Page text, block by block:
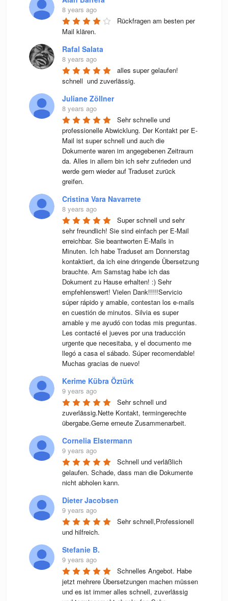
8 years ago
Rückfragen am besten per
Mail klären.
Rafal Salata
8 years ago
alles super gelaufen!
schnell  und zuverlässig.
Juliane Zöllner
8 years ago
Sehr schnelle und
professionelle Abwicklung. Der Kontakt per E-
Mail ist super schnell und auch die
Dokumente waren im angegebenen Zeitraum
da. Alles in allem bin ich sehr zufrieden und
werde gern wieder auf Traduset zurück
greifen.
Cristina Vara Navarrete
8 years ago
Super schnell und sehr
sehr freundlich! Sie sind einfach per E-Mail
erreichbar. Sie beantworten E-Mails in
Minuten. Ich habe Traduset am Donnerstag
kontaktiert, da ich eine dringende Übersetzung
brauchte. Am Samstag habe ich das
Dokument zu Hause erhalten! :) Sehr
empfehlenswert! Vielen Dank!!!!!Servicio
súper rápido y amable, contestan los e-mails
en cuestión de minutos. Silvia es super
amable y me ayudó con todas mis preguntas.
Les contacté el jueves por una traducción
urgente que necesitaba, y el documento me
llegó a casa el sábado. Súper recomendable!
Muchas gracias de nuevo!
Kerime Kübra Öztürk
9 years ago
Sehr schnell und
zuverlässig.Nette Kontakt, termingerechte
übergabe.Gerne erneute Zusammenarbeit.
Cornelia Elstermann
9 years ago
Schnell und verläßlich
gelaufen. Schade, dass man die Dokumente
nicht abholen kann.
Dieter Jacobsen
9 years ago
Sehr schnell,Professionell
und hilfreich.
Stefanie B.
9 years ago
Schnelles Angebot. Habe
jetzt mehrere Übersetzungen machen müssen
und es ist immer alles schnell, zuverlässig